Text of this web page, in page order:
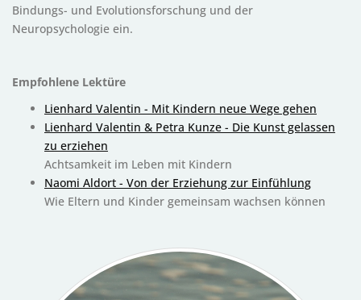
Bindungs- und Evolutionsforschung und der
Neuropsychologie ein.
Empfohlene Lektüre
Lienhard Valentin - Mit Kindern neue Wege gehen
Lienhard Valentin & Petra Kunze - Die Kunst gelassen
zu erziehen
Achtsamkeit im Leben mit Kindern
Naomi Aldort - Von der Erziehung zur Einfühlung
Wie Eltern und Kinder gemeinsam wachsen können